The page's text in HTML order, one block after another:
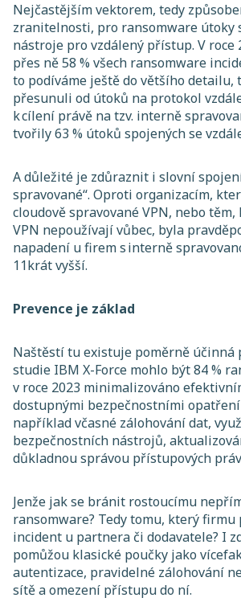
Nejčastějším vektorem, tedy
zranitelnosti, pro ransomware útoky
nástroje pro vzdálený přístup. V roce
přes ně 58 % všech ransomware
to podíváme ještě do většího detailu,
přesunuli od útoků na protokol
k cílení právě na tzv. interně
tvořily 63 % útoků spojených se
A důležité je zdůraznit i slovní
spravované“. Oproti organizacím,
cloudově spravované VPN, nebo
VPN nepoužívají vůbec, byla
napadení u firem s interně
11krát vyšší.
Prevence je základ
Naštěstí tu existuje poměrně účinná
studie IBM X-Force mohlo být 84 %
v roce 2023 minimalizováno
dostupnými bezpečnostními
například včasné zálohování dat,
bezpečnostních nástrojů,
důkladnou správou přístupových
Jenže jak se bránit rostoucímu
ransomware? Tedy tomu, který firmu
incident u partnera či dodavatele? I
pomůžou klasické poučky jako
autentizace, pravidelné zálohování
sítě a omezení přístupu do ní.